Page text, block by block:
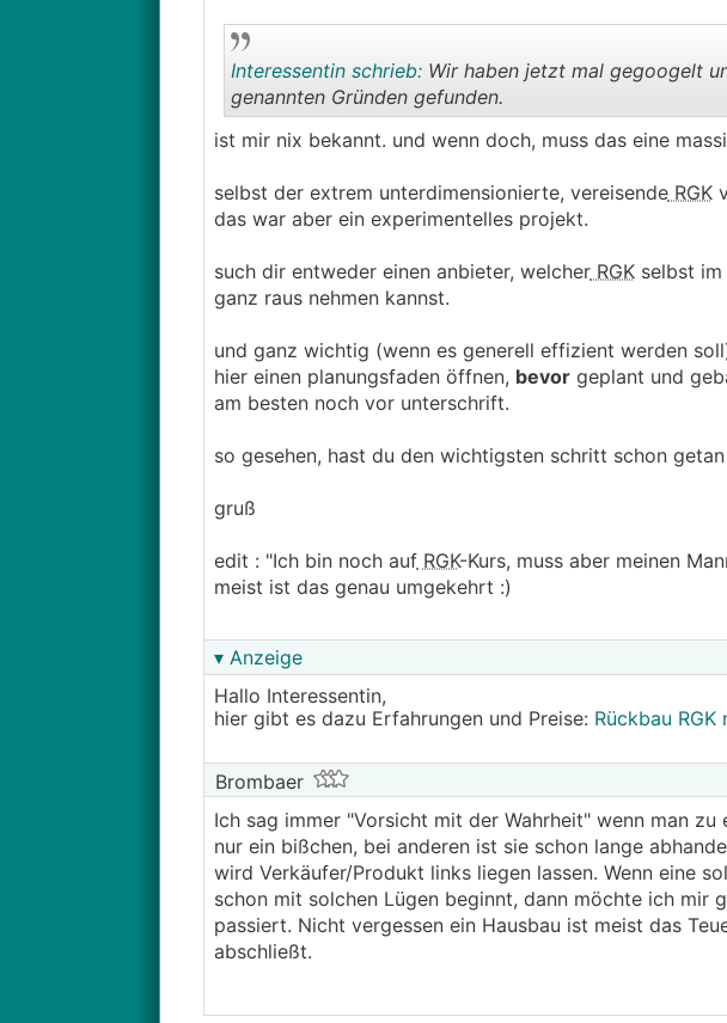
..
Interessentin schrieb:Wir haben jetzt mal gegoogelt
genannten Gründen gefunden.
ist mir nix bekannt. und wenn doch, muss das eine
selbst der extrem unterdimensionierte, vereisendeRGK
das war aber ein experimentelles projekt.
such dir entweder einen anbieter, welcherRGKselbst im
ganz raus nehmen kannst.
und ganz wichtig (wenn es generell effizient werden
hier einen planungsfaden öffnen, bevorgeplant und
am besten noch vor unterschrift.
so gesehen, hast du den wichtigsten schritt schon getan
gruß
edit : "Ich bin noch aufRGK-Kurs, muss aber meinen
meist ist das genau umgekehrt :)
▾ Anzeige
Hallo Interessentin,
hier gibt es dazu Erfahrungen und Preise: Rückbau
Brombaer
Ich sag immer "Vorsicht mit der Wahrheit" wenn man
nur ein bißchen, bei anderen ist sie schon lange
wird Verkäufer/Produkt links liegen lassen. Wenn eine
schon mit solchen Lügen beginnt, dann möchte ich mir
passiert. Nicht vergessen ein Hausbau ist meist das
abschließt.